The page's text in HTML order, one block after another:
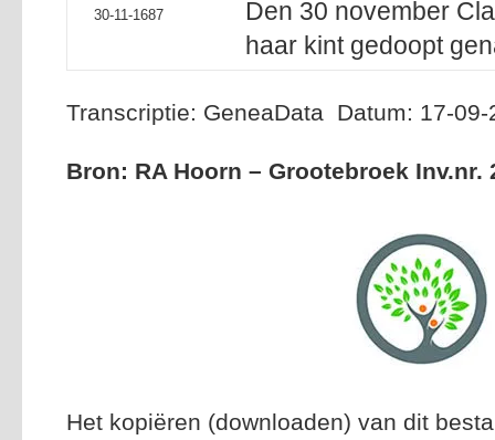
30-11-1687
Den 30 november
haar kint gedoopt
Transcriptie: GeneaData Datum: 17-09-
Bron: RA Hoorn – Grootebroek Inv.nr.
Het kopiëren (downloaden) van dit